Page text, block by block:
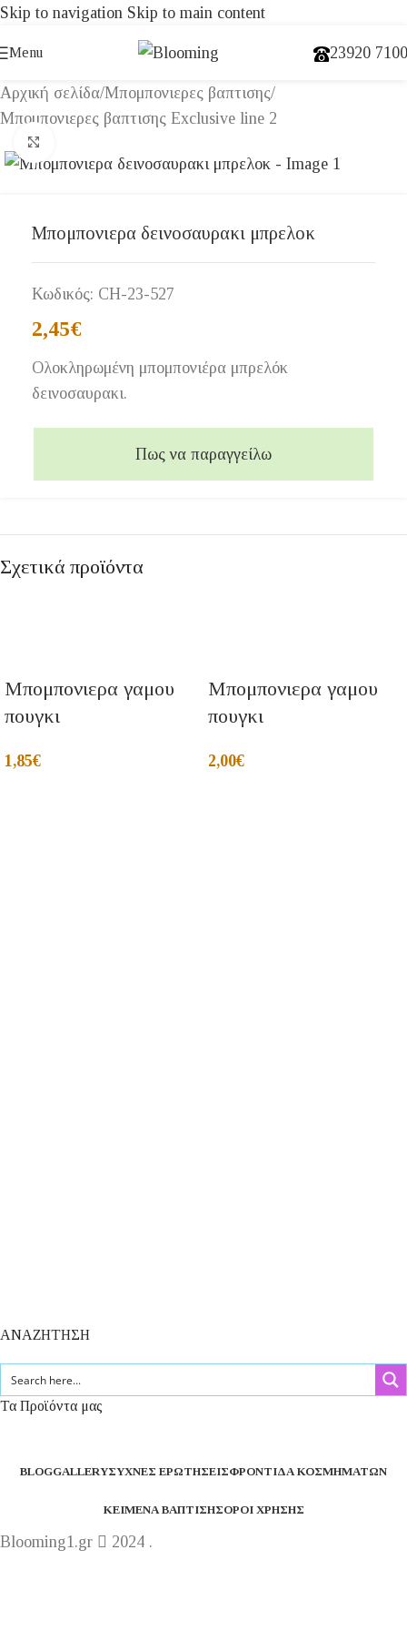
Skip to navigation Skip to main content
Menu 23920
Αρχική σελίδα/Μπομπονιερες βαπτισης/
Μπομπονιερες βαπτισης Exclusive line 2
Μπομπονιερα δεινοσαυρακι μπρελοκ
Κωδικός: CH-23-527
2,45€
Ολοκληρωμένη μπομπονιέρα μπρελόκ
δεινοσαυρακι.
Πως να παραγγείλω
Σχετικά προϊόντα
Μπομπονιερα γαμου
πουγκι
1,85€
Μπομπονιερα γαμου
πουγκι
2,00€
ΑΝΑΖΗΤΗΣΗ
Τα Προϊόντα μας
BLOGGALLERYΣΥΧΝΈΣ ΕΡΩΤΉΣΕΙΣΦΡΟΝΤΊΔΑ ΚΟΣΜΗΜΆΤΩΝ
ΚΕΊΜΕΝΑ ΒΆΠΤΙΣΗΣΌΡΟΙ ΧΡΉΣΗΣ
Blooming1.gr
2024 .